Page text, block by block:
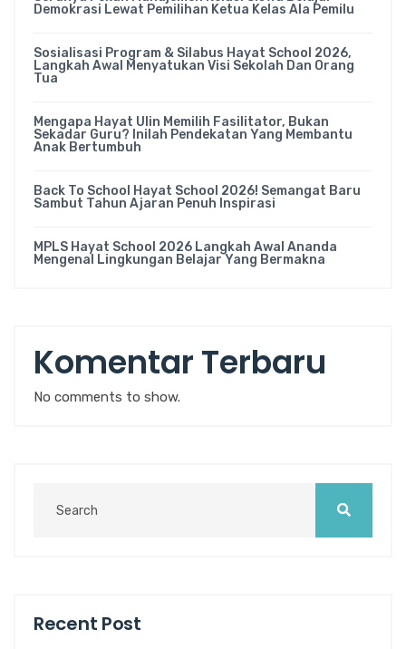
Demokrasi Lewat Pemilihan Ketua Kelas Ala Pemilu
Sosialisasi Program & Silabus Hayat School 2026,
Langkah Awal Menyatukan Visi Sekolah Dan Orang
Tua
Mengapa Hayat Ulin Memilih Fasilitator, Bukan
Sekadar Guru? Inilah Pendekatan Yang Membantu
Anak Bertumbuh
Back To School Hayat School 2026! Semangat Baru
Sambut Tahun Ajaran Penuh Inspirasi
MPLS Hayat School 2026 Langkah Awal Ananda
Mengenal Lingkungan Belajar Yang Bermakna
Komentar Terbaru
No comments to show.
Recent Post